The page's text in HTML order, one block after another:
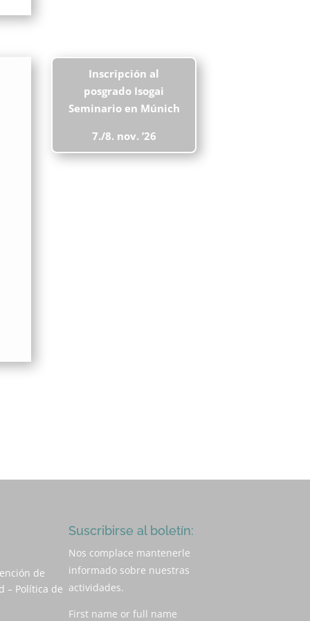
Inscripción al
posgrado Isogai
Seminario en Múnich
7./8. nov. ’26
de
– Política de
Suscribirse al boletín:
Nos complace mantenerle
informado sobre nuestras
actividades.
First name or full name